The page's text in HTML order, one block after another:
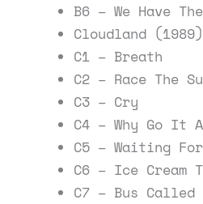
B6 – We Have
Cloudland (1989)
C1 – Breath
C2 – Race The
C3 – Cry
C4 – Why Go It
C5 – Waiting
C6 – Ice Cream
C7 – Bus Called